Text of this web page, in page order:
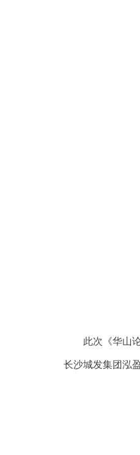
此次《华山
长沙城发集团泓